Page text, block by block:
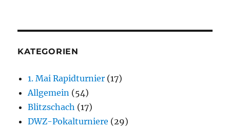
KATEGORIEN
1. Mai Rapidturnier (17)
Allgemein (54)
Blitzschach (17)
DWZ-Pokalturniere (29)